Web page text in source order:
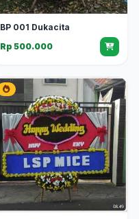
BP 001 Dukacita
Rp 500.000